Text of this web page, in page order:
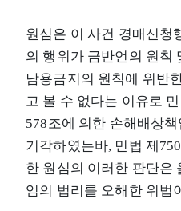
원심은 이 사건 경매신청
의 행위가 금반언의 원칙
남용금지의 원칙에 위반
고 볼 수 없다는 이유로
578조에 의한 손해배상
기각하였는바, 민법 제
한 원심의 이러한 판단은
임의 법리를 오해한 위법